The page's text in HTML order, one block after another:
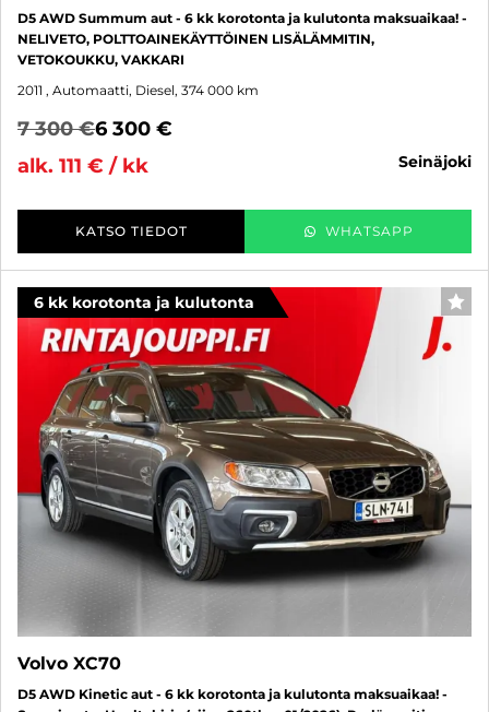
D5 AWD Summum aut - 6 kk korotonta ja kulutonta maksuaikaa! -
NELIVETO, POLTTOAINEKÄYTTÖINEN LISÄLÄMMITIN,
VETOKOUKKU, VAKKARI
2011 , Automaatti, Diesel, 374 000 km
7 300 €6 300 €
alk. 111 € / kk
seinäjoki
KATSO TIEDOT WHATSAPP
6 kk korotonta ja kulutonta
Volvo XC70
D5 AWD Kinetic aut - 6 kk korotonta ja kulutonta maksuaikaa! -